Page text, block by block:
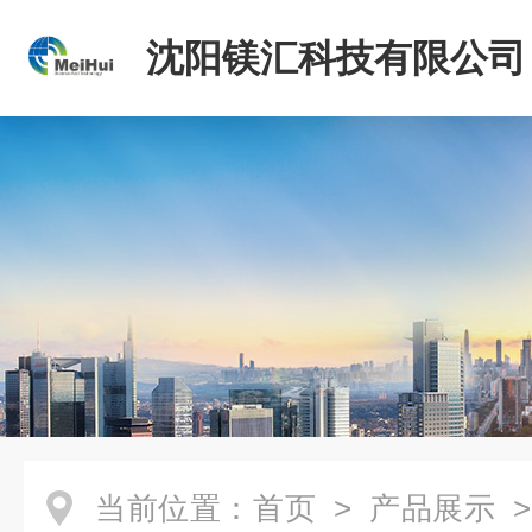
沈阳镁汇科技有限公司
当前位置： 首页 > 产品展示